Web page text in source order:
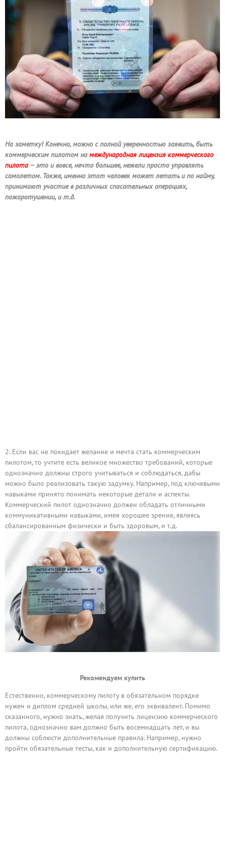
На заметку! Конечно, можно с полной уверенностью заявить, быть
коммерческим пилотом на международная лицензия коммерческого
пилота– это и вовсе, нечто большее, нежели просто управлять
самолетом. Также, именно этот человек может летать и по найму,
принимают участие в различных спасательных операциях,
пожаротушении, и т.д.
Если вас не покидает желание и мечта стать коммерческим
пилотом, то учтите есть великое множество требований, которые
однозначно должны строго учитываться и соблюдаться, дабы
можно было реализовать такую задумку. Например, под ключевыми
навыками принято понимать некоторые детали и аспекты.
Коммерческий пилот однозначно должен обладать отличными
коммуникативными навыками, имея хорошее зрение, являясь
сбалансированным физически и быть здоровым, и т.д.
Рекомендуем купить
Естественно, коммерческому пилоту в обязательном порядке
нужен и диплом средней школы, или же, его эквивалент. Помимо
сказанного, нужно знать, желая получить лицензию коммерческого
пилота, однозначно вам должно быть восемнадцать лет, и вы
должны соблюсти дополнительные правила. Например, нужно
пройти обязательные тесты, как и дополнительную сертификацию.